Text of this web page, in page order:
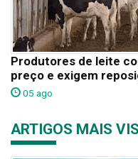
Produtores de leite
preço e exigem
05 ago
ARTIGOS MAIS